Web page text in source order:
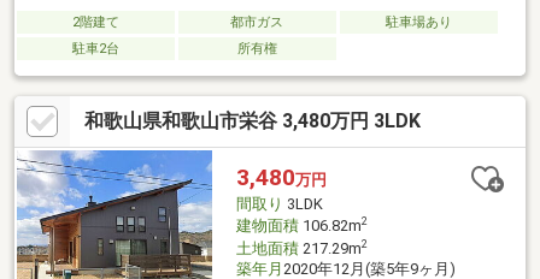
2階建て 都市ガス
駐車場あり
駐車2台
所有権
和歌山県和歌山市栄谷 3,480万円 3LDK
3,480万円
間取り 3LDK
建物面積106.82m2
土地面積217.29m2
築年月 2020年12月(築5年9ヶ月)